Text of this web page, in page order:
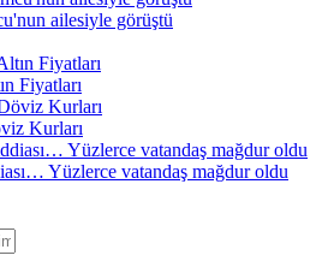
ailesiyle görüştü
Fiyatları
Kurları
Yüzlerce vatandaş mağdur oldu